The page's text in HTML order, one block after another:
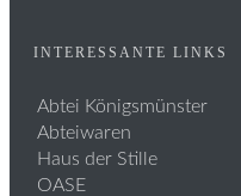
INTERESSANTE LINKS
Abtei Königsmünster
Abteiwaren
Haus der Stille
OASE